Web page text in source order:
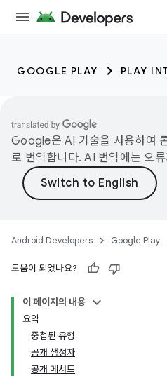
GOOGLE PLAY PLAY
Google은 AI 기술을 사용하여
로 번역합니다. AI 번역에는 오
Android Developers Google Play
도움이 되었나요?
이 페이지의 내용
요약
중첩된 유형
공개 생성자
공개 메서드